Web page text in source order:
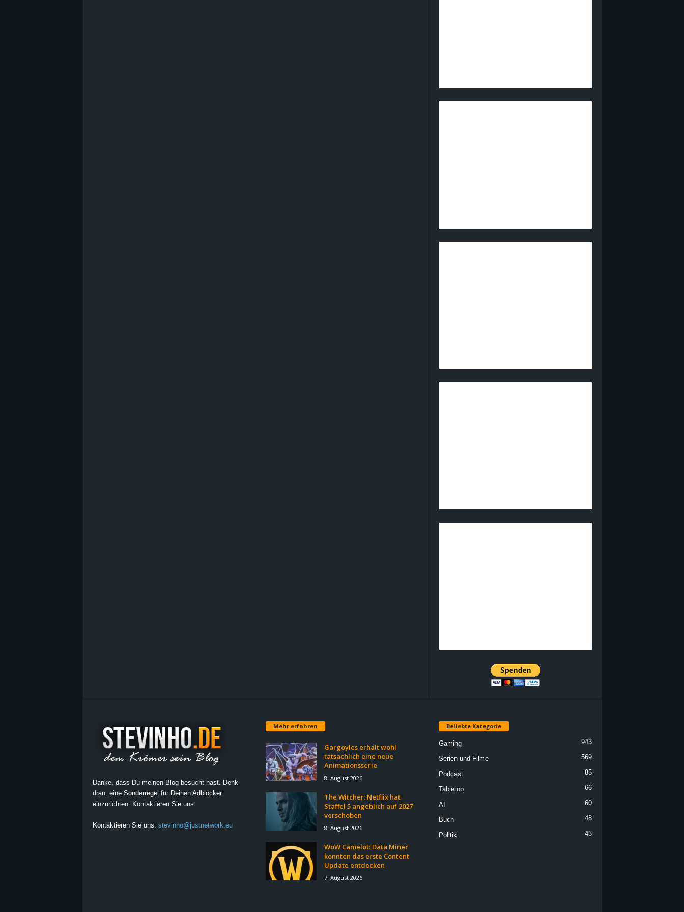
Danke, dass Du meinen Blog besucht hast. Denk
dran, eine Sonderregel für Deinen Adblocker
einzurichten. Kontaktieren Sie uns:
Kontaktieren Sie uns: stevinho@justnetwork.eu
Mehr erfahren
Gargoyles erhält wohl
tatsächlich eine neue
Animationsserie
8. August 2026
The Witcher: Netflix hat
Staffel 5 angeblich auf 2027
verschoben
8. August 2026
WoW Camelot: Data Miner
konnten das erste Content
Update entdecken
7. August 2026
Beliebte Kategorie
Gaming 943
Serien und Filme 569
Podcast 85
Tabletop 66
AI 60
Buch 48
Politik 43